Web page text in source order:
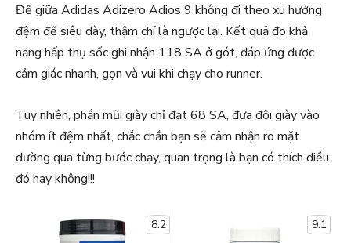
Đế giữa Adidas Adizero Adios 9 không đi theo xu hướng
đệm đế siêu dày, thậm chí là ngược lại. Kết quả đo khả
năng hấp thụ sốc ghi nhận 118 SA ở gót, đáp ứng được
cảm giác nhanh, gọn và vui khi chạy cho runner.
Tuy nhiên, phần mũi giày chỉ đạt 68 SA, đưa đôi giày vào
nhóm ít đệm nhất, chắc chắn bạn sẽ cảm nhận rõ mặt
đường qua từng bước chạy, quan trọng là bạn có thích điều
đó hay không!!!
8.2 9.1